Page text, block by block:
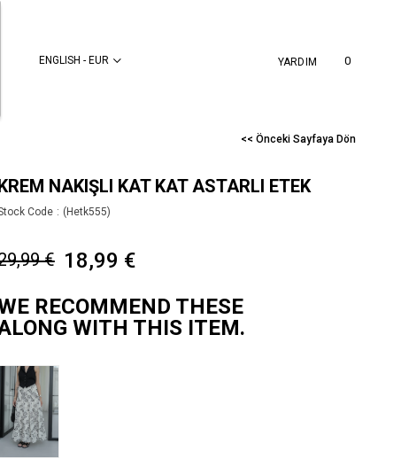
YARDIM
ENGLISH - EUR 0
<< Önceki Sayfaya Dön
NAKIŞLI KAT KAT ASTARLI ETEK
Code (Hetk555)
€ 18,99 €
RECOMMEND THESE
WITH THIS ITEM.